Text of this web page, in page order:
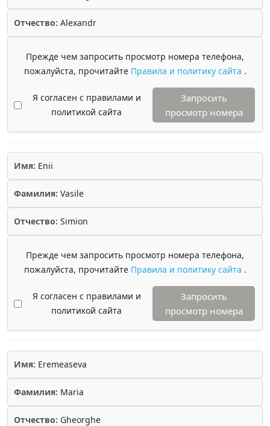
Отчество: Alexandr
Прежде чем запросить просмотр номера телефона,
пожалуйста, прочитайте Правила и политику сайта .
Я согласен с правилами и
политикой сайта
Запросить
просмотр номера
Имя: Enii
Фамилия: Vasile
Отчество: Simion
Прежде чем запросить просмотр номера телефона,
пожалуйста, прочитайте Правила и политику сайта .
Я согласен с правилами и
политикой сайта
Запросить
просмотр номера
Имя: Eremeaseva
Фамилия: Maria
Отчество: Gheorghe